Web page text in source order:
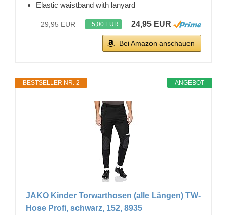
Elastic waistband with lanyard
29,95 EUR −5,00 EUR 24,95 EUR
Bei Amazon anschauen
ANGEBOT
BESTSELLER NR. 2
JAKO Kinder Torwarthosen (alle Längen) TW-
Hose Profi, schwarz, 152, 8935